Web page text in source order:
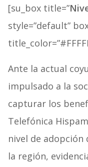
[su_box title=”
style=”default”
Ante la actual
impulsado a la
capturar los
Telefónica
nivel de adopción
la región,